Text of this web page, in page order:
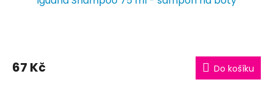
67 Kč Do košíku